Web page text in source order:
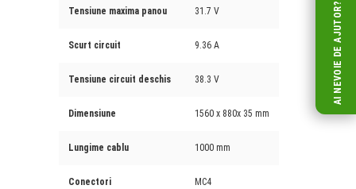
Tensiune maxima panou 31.7 V
Scurt circuit 9.36 A
Tensiune circuit deschis 38.3 V
Dimensiune 1560 x 880x 35 mm
Lungime cablu 1000 mm
Conectori MC4
AI NEVOIE DE AJUTOR?